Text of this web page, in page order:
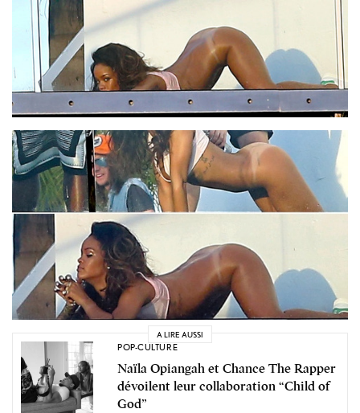
A LIRE AUSSI
POP-CULTURE
Naïla Opiangah et Chance The Rapper
dévoilent leur collaboration “Child of
God”